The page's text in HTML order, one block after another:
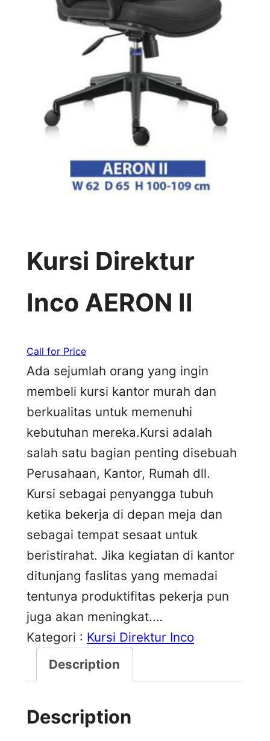
Kursi Direktur
Inco AERON II
Call for Price
Ada sejumlah orang yang ingin
membeli kursi kantor murah dan
berkualitas untuk memenuhi
kebutuhan mereka.Kursi adalah
salah satu bagian penting disebuah
Perusahaan, Kantor, Rumah dll.
Kursi sebagai penyangga tubuh
ketika bekerja di depan meja dan
sebagai tempat sesaat untuk
beristirahat. Jika kegiatan di kantor
ditunjang faslitas yang memadai
tentunya produktifitas pekerja pun
juga akan meningkat.…
Kategori : Kursi Direktur Inco
Description
Description